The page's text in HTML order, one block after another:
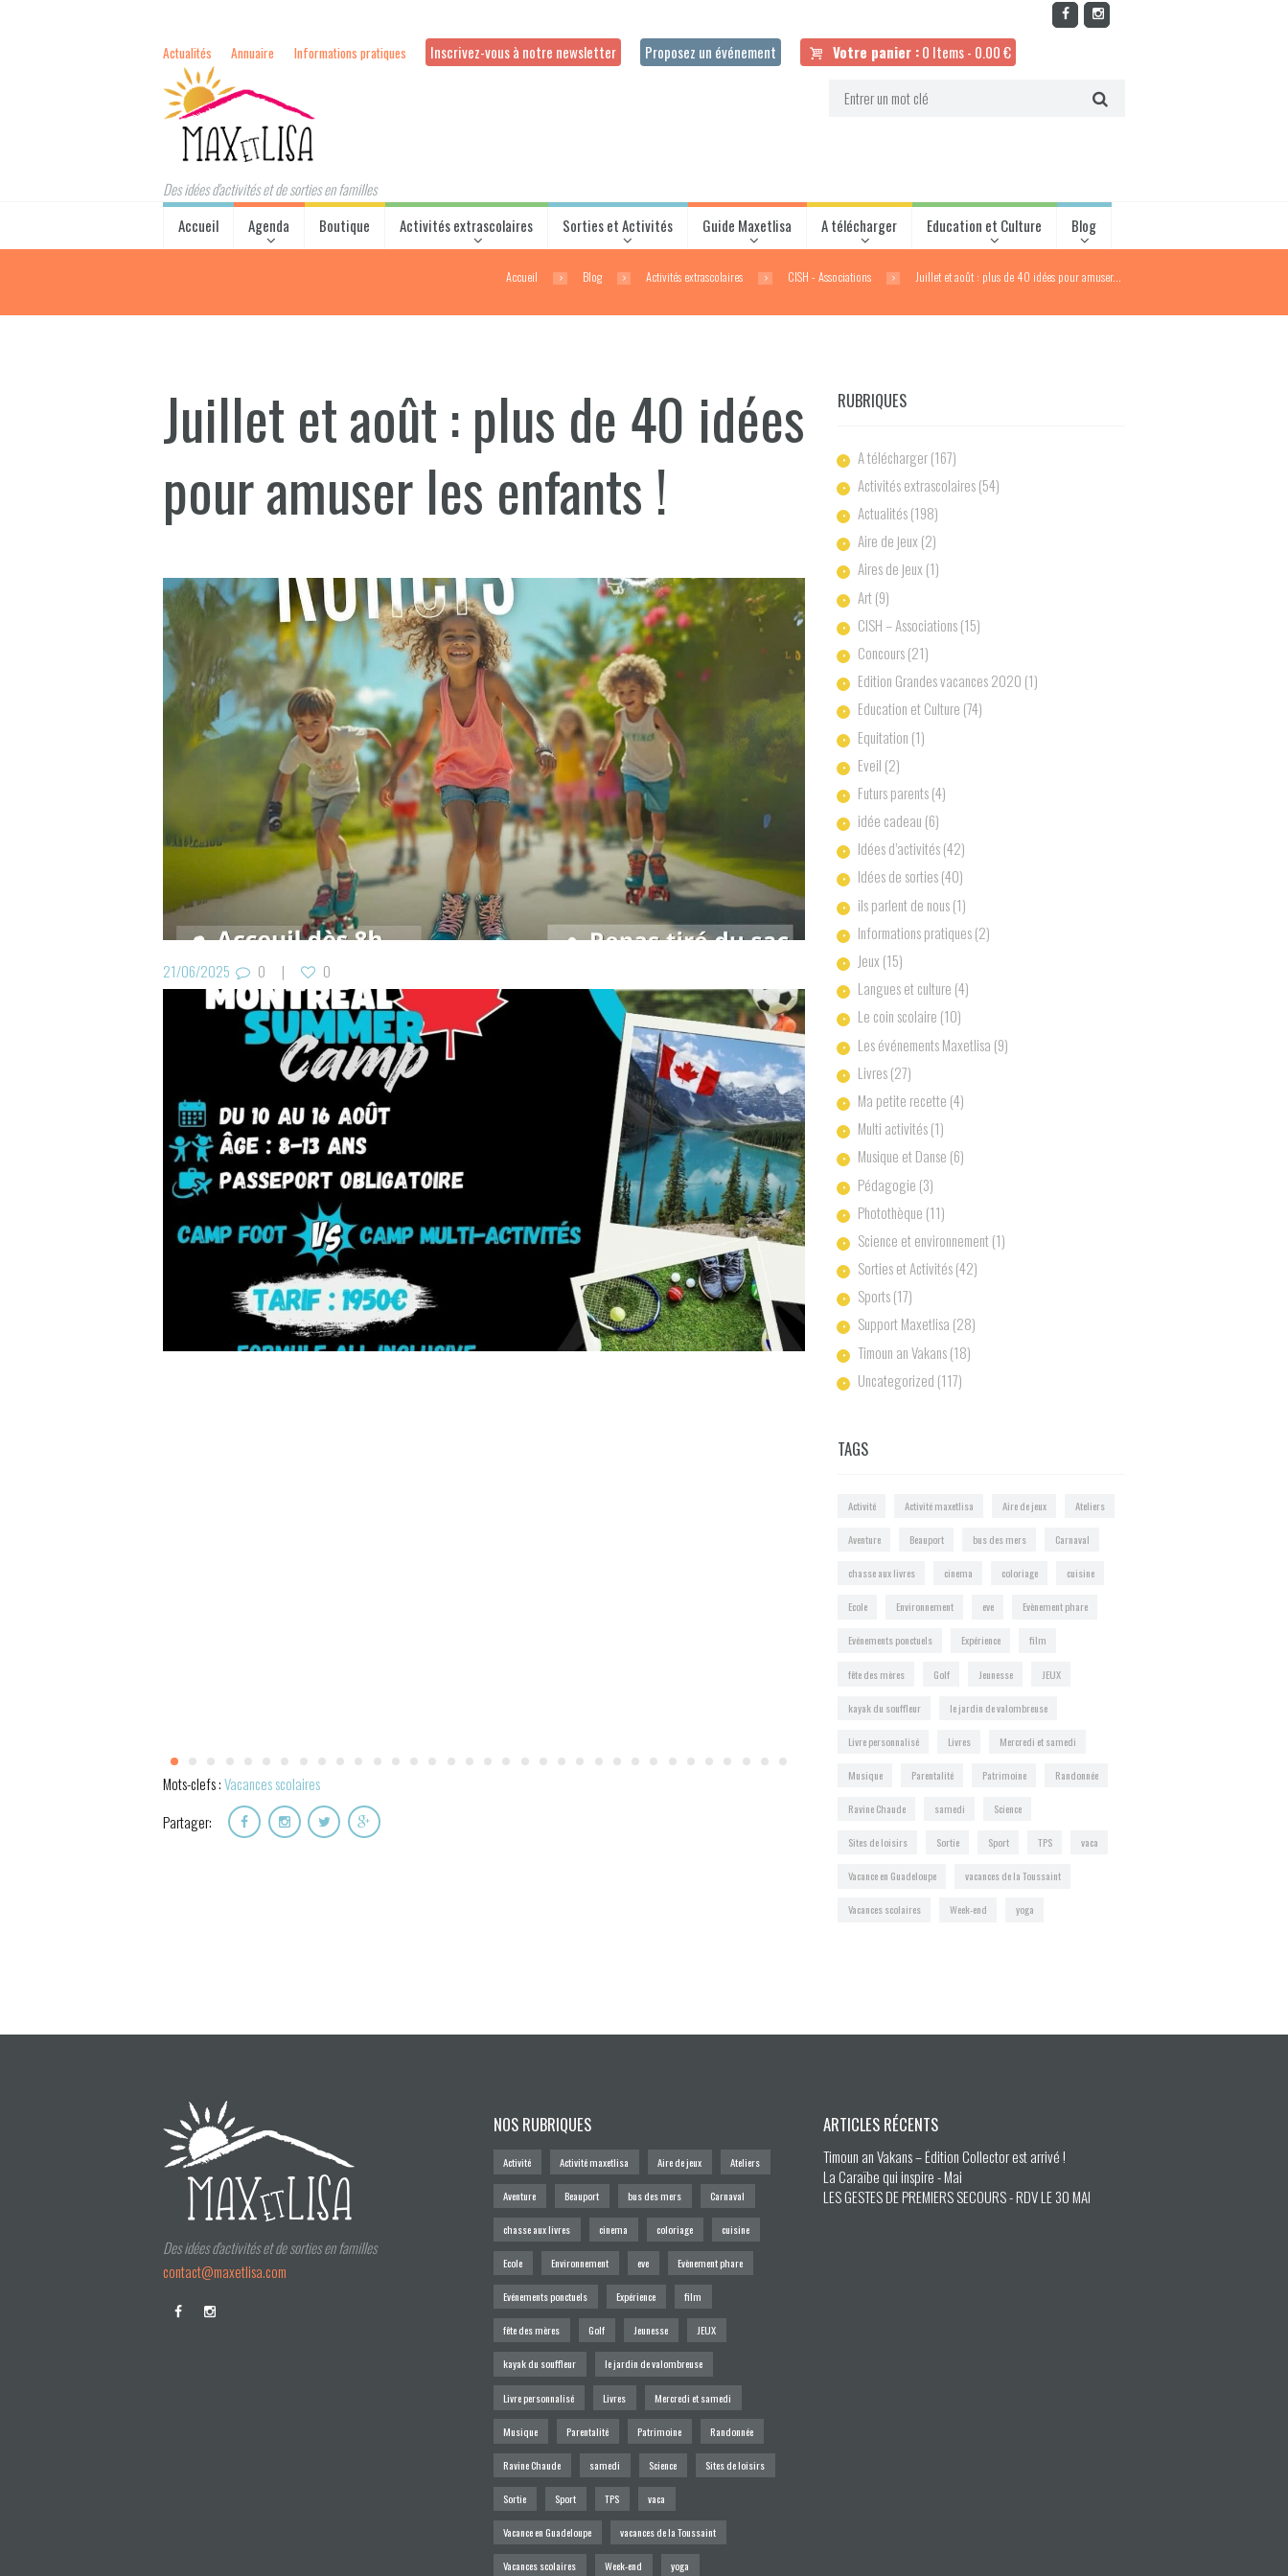
Actualités Annuaire Informations pratiques Inscrivez-vous à notre newsletter Proposez un événement Votre panier :0 Items- 0.00€
Des idées d'activités et de sorties en familles
Accueil
Agenda Boutique Activités extrascolaires Sorties et Activités Guide Maxetlisa A télécharger Education et Culture Blog
Accueil Blog Activités extrascolaires ClSH - Associations Juillet et août : plus de 40 idées pour amuser...
Juillet et août : plus de 40 idées
pour amuser les enfants !
21/06/2025 0 0
Mots-clefs :Vacances scolaires
Partager:
RUBRIQUES
A télécharger(167)
Activités extrascolaires(54)
Actualités(198)
Aire de jeux (2)
Aires de jeux (1)
Art(9)
ClSH – Associations(15)
Concours(21)
Edition Grandes vacances 2020 (1)
Education et Culture (74)
Equitation (1)
Eveil (2)
Futurs parents(4)
idée cadeau (6)
Idées d’activités(42)
Idées de sorties(40)
ils parlent de nous(1)
Informations pratiques(2)
Jeux (15)
Langues et culture (4)
Le coin scolaire (10)
Les événements Maxetlisa (9)
Livres(27)
Ma petite recette (4)
Multi activités(1)
Musique et Danse (6)
Pédagogie (3)
Photothèque (11)
Science et environnement(1)
Sorties et Activités(42)
Sports(17)
Support Maxetlisa (28)
Timoun an Vakans(18)
Uncategorized (117)
TAGS
Activité Activité maxetlisa Aire de jeux Ateliers
Aventure Beauport bus des mers Carnaval
chasse aux livres cinema coloriage cuisine
Ecole Environnement eve Evènement phare
Evénements ponctuels Expérience film
fête des mères Golf Jeunesse JEUX
kayak du souffleur le jardin de valombreuse
Livre personnalisé Livres Mercredi et samedi
Musique Parentalité Patrimoine Randonnée
Ravine Chaude samedi Science
Sites de loisirs Sortie Sport TPS vaca
Vacance en Guadeloupe vacances de la Toussaint
Vacances scolaires Week-end yoga
Des idées d'activités et de sorties en familles
contact@maxetlisa.com
NOS RUBRIQUES
Activité Activité maxetlisa Aire de jeux Ateliers
Aventure Beauport bus des mers Carnaval
chasse aux livres cinema coloriage cuisine
Ecole Environnement eve Evènement phare
Evénements ponctuels Expérience film
fête des mères Golf Jeunesse JEUX
kayak du souffleur le jardin de valombreuse
Livre personnalisé Livres Mercredi et samedi
Musique Parentalité Patrimoine Randonnée
Ravine Chaude samedi Science Sites de loisirs
Sortie Sport TPS vaca
Vacance en Guadeloupe vacances de la Toussaint
Vacances scolaires Week-end yoga
ARTICLES RÉCENTS
Timoun an Vakans – Édition Collector est arrivé !
La Caraïbe qui inspire - Mai
LES GESTES DE PREMIERS SECOURS - RDV LE 30 MAI